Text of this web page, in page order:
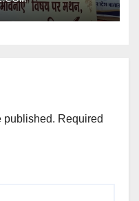
published. Required